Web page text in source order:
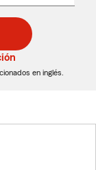
en inglés.